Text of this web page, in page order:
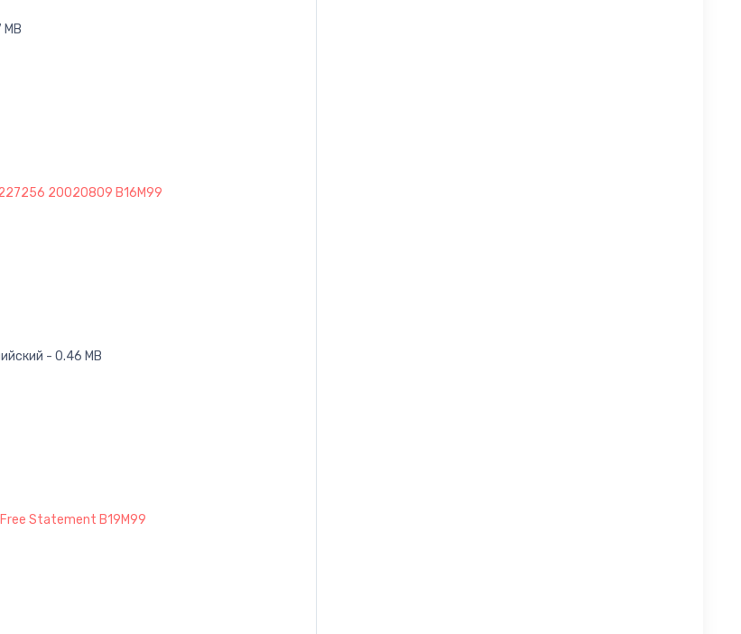
MB
20020809 B16M99
- 0.46 MB
Free Statement B19M99